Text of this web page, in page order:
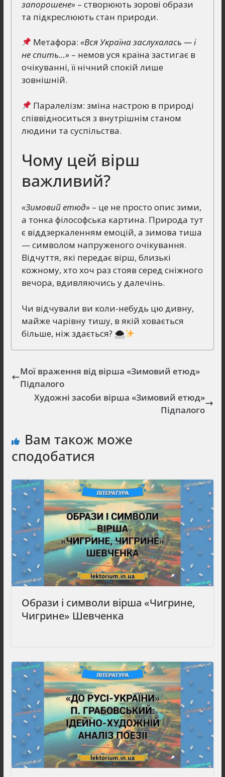
запорошене»– створюють зорові образи
та підкреслюють стан природи.
Метафора:«Вся Україна заслухалась — і
не спить…»– немов уся країна застигає в
очікуванні, її нічний спокій лише
зовнішній.
Паралелізм: зміна настрою в природі
співвідноситься з внутрішнім станом
людини та суспільства.
Чому цей вірш
важливий?
«Зимовий етюд»– це не просто опис зими,
а тонка філософська картина. Природа тут
є віддзеркаленням емоцій, а зимова тиша
— символом напруженого очікування.
Відчуття, які передає вірш, близькі
кожному, хто хоч раз стояв серед сніжного
вечора, вдивляючись у далечінь.
Чи відчували ви коли-небудь цю дивну,
майже чарівну тишу, в якій ховається
більше, ніж здається? 🌨
Мої враження від вірша «Зимовий етюд»
Підпалого
Художні засоби вірша «Зимовий етюд»
Підпалого
Вам також може
сподобатися
Образи і символи вірша «Чигрине,
Чигрине» Шевченка